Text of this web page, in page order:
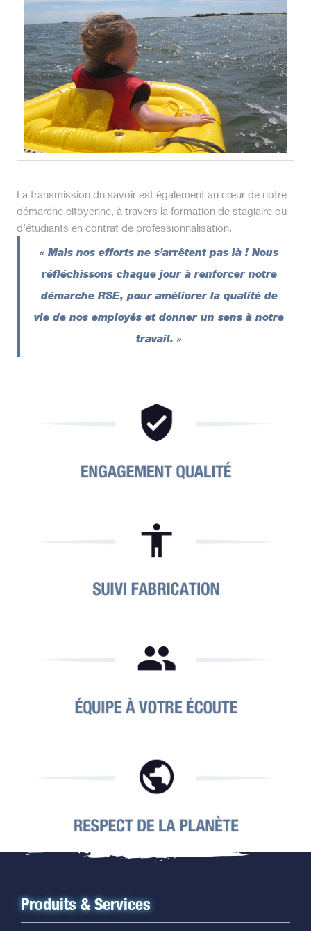
La transmission du savoir est également au cœur de notre
démarche citoyenne, à travers la formation de stagiaire ou
d’étudiants en contrat de professionnalisation.
« Mais nos efforts ne s’arrêtent pas là ! Nous
réfléchissons chaque jour à renforcer notre
démarche RSE, pour améliorer la qualité de
vie de nos employés et donner un sens à notre
travail. »
Produits & Services